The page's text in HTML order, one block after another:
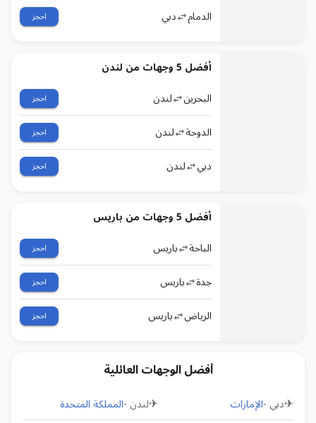
الدمام دبي احجز
أفضل 5 وجهات من لندن
البحرين
لندن احجز
الدوحة لندن احجز
دبي لندن احجز
أفضل 5 وجهات من باريس
الباحة
باريس احجز
جدة باريس احجز
الرياض باريس احجز
أفضل الوجهات العائلية
✈دبي -الإمارات ✈لندن -المملكة المتحدة